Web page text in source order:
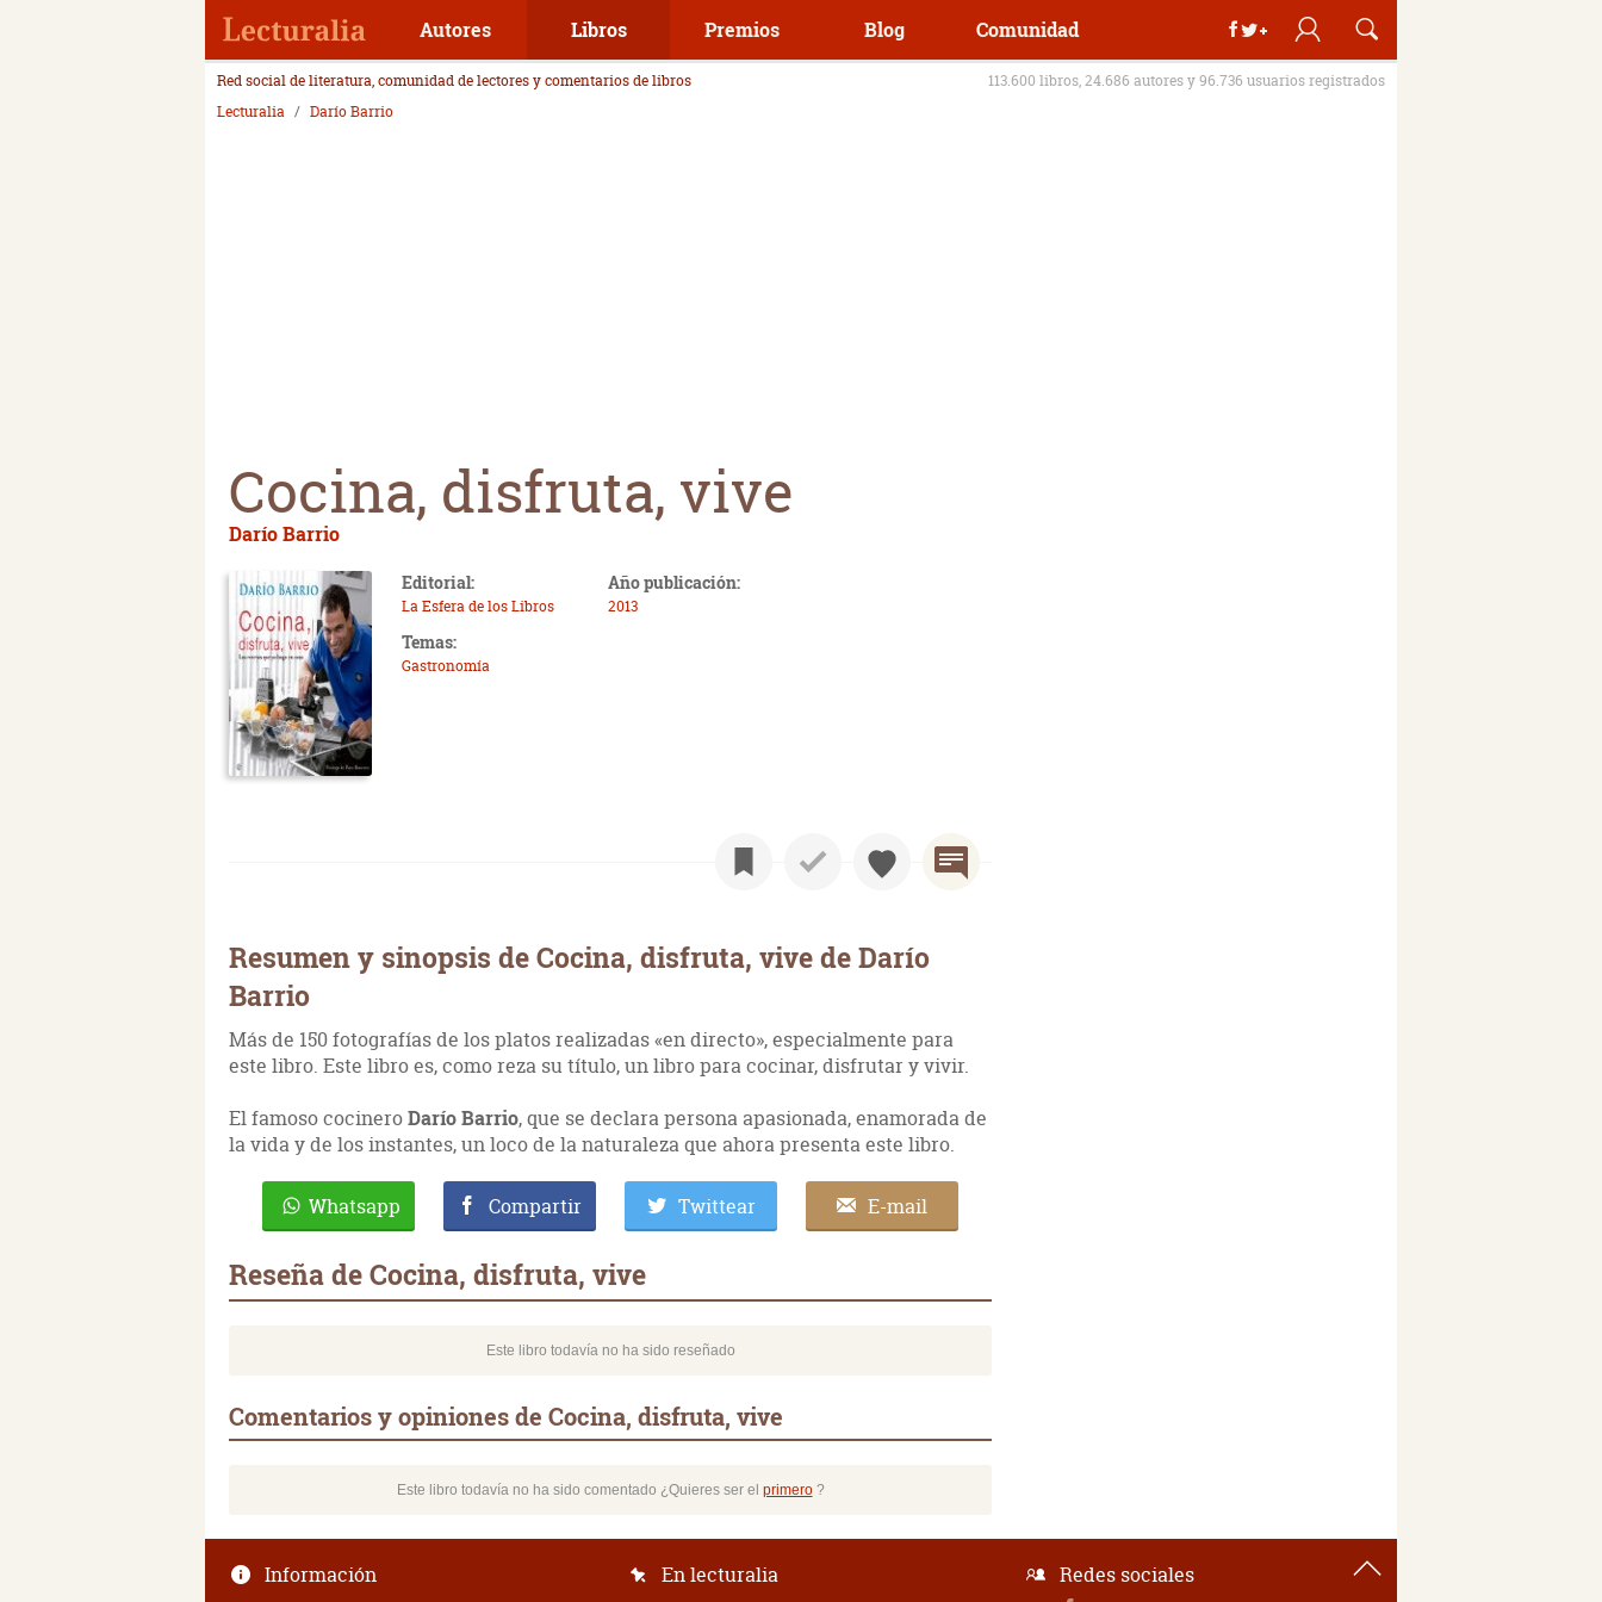
Autores Libros Premios Blog Comunidad
Red social de literatura, comunidad de lectores y comentarios de libros
113.600 libros, 24.686 autores y 96.736 usuarios registrados
Lecturalia
Darío Barrio
Cocina, disfruta, vive
Darío Barrio
Editorial:
La Esfera de los Libros
Año publicación:
2013
Temas:
Gastronomía
Resumen y sinopsis de Cocina, disfruta, vive de Darío
Barrio
Más de 150 fotografías de los platos realizadas «en directo», especialmente para
este libro. Este libro es, como reza su título, un libro para cocinar, disfrutar y vivir.
El famoso cocineroDarío Barrio, que se declara persona apasionada, enamorada de
la vida y de los instantes, un loco de la naturaleza que ahora presenta este libro.
Whatsapp Compartir Twittear E-mail
Reseña de Cocina, disfruta, vive
Este libro todavía no ha sido reseñado
Comentarios y opiniones de Cocina, disfruta, vive
Este libro todavía no ha sido comentado ¿Quieres ser el primero?
Información En lecturalia Redes sociales